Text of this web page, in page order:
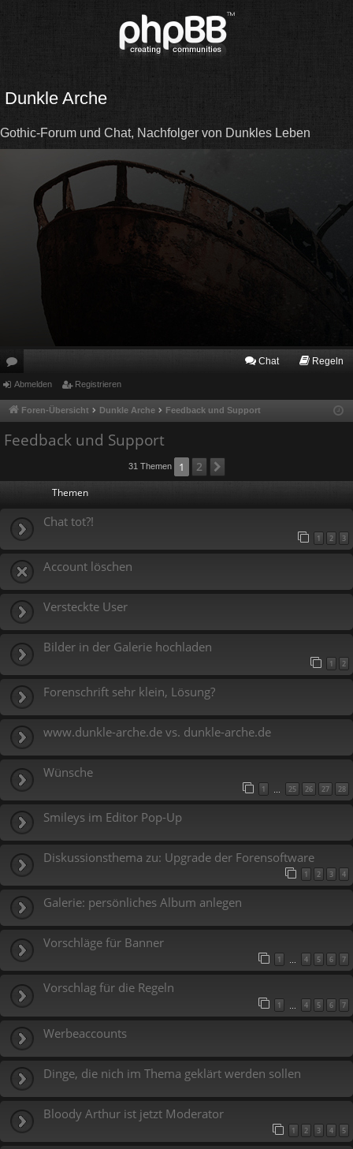
Dunkle Arche
Gothic-Forum und Chat, Nachfolger von Dunkles Leben
or
en
Chat Regeln
Abmelden Registrieren
Foren-Übersicht Dunkle Arche Feedback und Support
Feedback und Support
31 Themen 1 2
Themen
Chat tot?!
1 2 3
Account löschen
Versteckte User
Bilder in der Galerie hochladen
1 2
Forenschrift sehr klein, Lösung?
www.dunkle-arche.de vs. dunkle-arche.de
Wünsche
1 … 25 26 27 28
Smileys im Editor Pop-Up
Diskussionsthema zu: Upgrade der Forensoftware
1 2 3 4
Galerie: persönliches Album anlegen
Vorschläge für Banner
1 … 4 5 6 7
Vorschlag für die Regeln
1 4 5 6 7
Werbeaccounts
Dinge, die nich im Thema geklärt werden sollen
Bloody Arthur ist jetzt Moderator
1 2 3 4 5